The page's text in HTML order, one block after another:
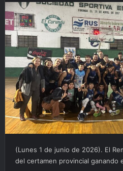
(Lunes 1 de junio de 2026). El
del certamen provincial ganando